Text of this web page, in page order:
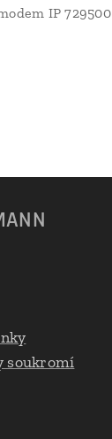
IP 729500
soukromí